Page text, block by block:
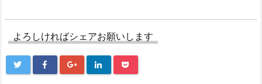
よろしければシェアお願いします